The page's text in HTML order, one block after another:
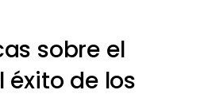
sobre el
éxito de los